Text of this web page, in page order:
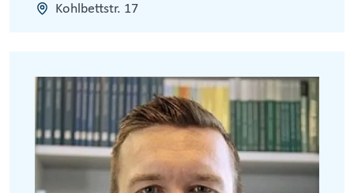
Kohlbettstr. 17